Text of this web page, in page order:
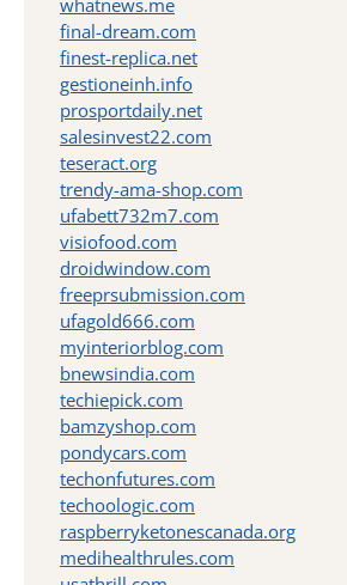
whatnews.me
final-dream.com
finest-replica.net
gestioneinh.info
prosportdaily.net
salesinvest22.com
teseract.org
trendy-ama-shop.com
ufabett732m7.com
visiofood.com
droidwindow.com
freeprsubmission.com
ufagold666.com
myinteriorblog.com
bnewsindia.com
techiepick.com
bamzyshop.com
pondycars.com
techonfutures.com
techoologic.com
raspberryketonescanada.org
medihealthrules.com